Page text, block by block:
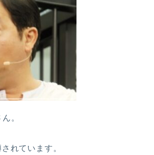
。
されています。